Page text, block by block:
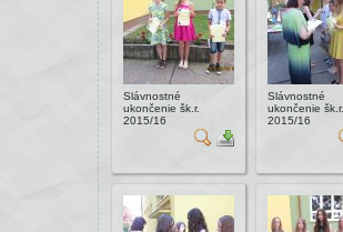
Slávnostné
ukončenie šk.r.
2015/16
Slávnostné
ukončenie šk.r.
2015/16